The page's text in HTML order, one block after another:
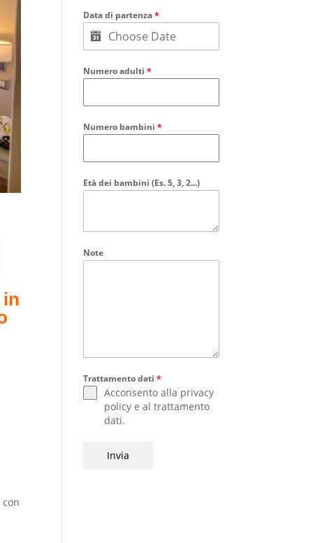
in
Data di partenza*
Numero adulti*
Numero bambini*
Età dei bambini (Es. 5, 3, 2...)
Note
Trattamento dati*
Acconsento alla privacy
policy e altrattamento
dati.
Invia